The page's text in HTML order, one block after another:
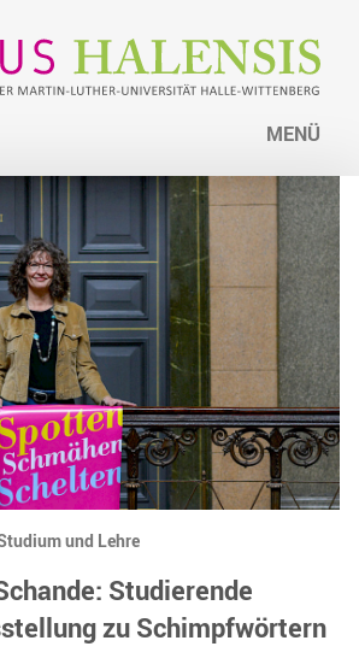
MENÜ
und Lehre
Studierende
zu Schimpfwörtern